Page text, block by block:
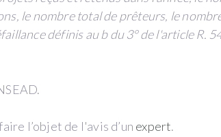
le nombre total de prêteurs, le
définis au b du 3° de l'article R.
l’objet de l'avis d’un expert.